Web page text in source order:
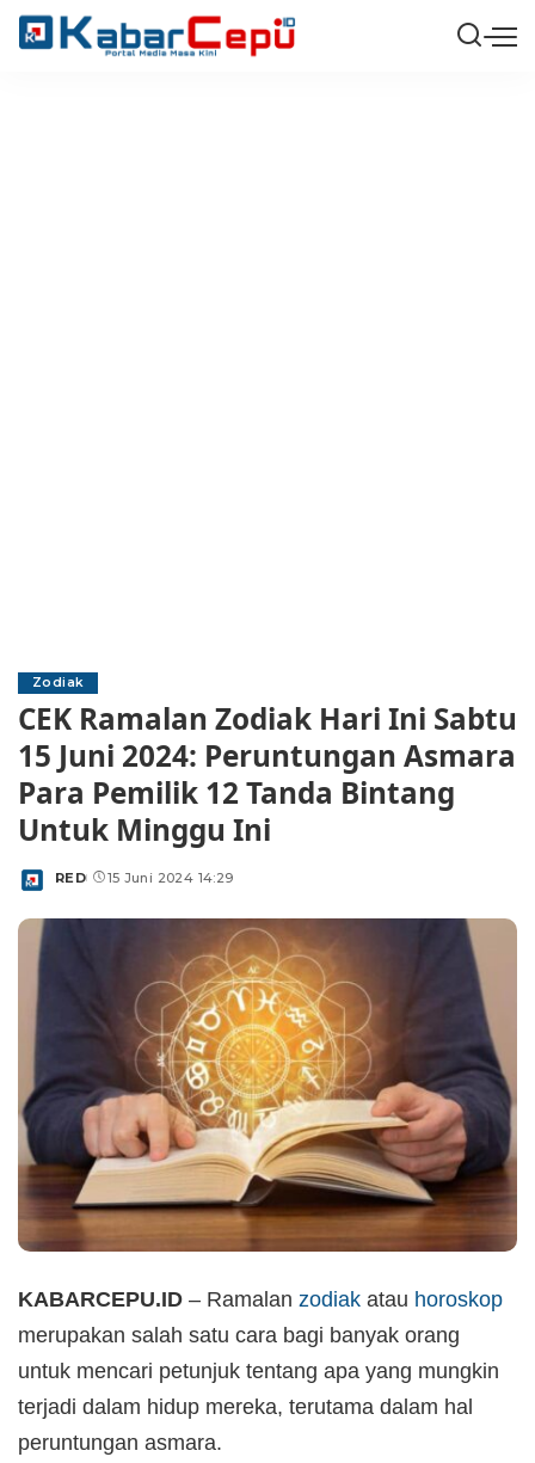
Zodiak
CEK Ramalan Zodiak Hari Ini Sabtu
15 Juni 2024: Peruntungan Asmara
Para Pemilik 12 Tanda Bintang
Untuk Minggu Ini
Posted
RED 15 Juni 2024 14:29
KABARCEPU.ID – Ramalan zodiak atau horoskop
merupakan salah satu cara bagi banyak orang
untuk mencari petunjuk tentang apa yang mungkin
terjadi dalam hidup mereka, terutama dalam hal
peruntungan asmara.